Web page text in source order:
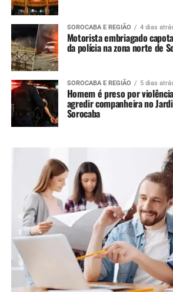
SOROCABA E REGIÃO 4 dias
Motorista embriagado
da polícia na zona norte de
SOROCABA E REGIÃO 5 dias
Homem é preso por
agredir companheira no
Sorocaba